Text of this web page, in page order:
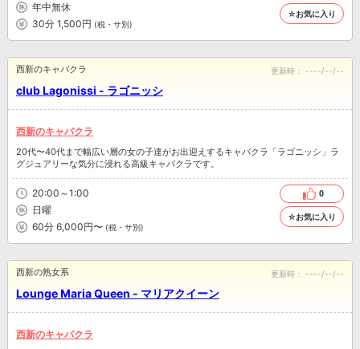
年中無休
30分 1,500円 (税・サ別)
☆お気に入り
club Lagonissi - ラゴニッシ
西新のキャバクラ 更新時： ----/--/--
西新のキャバクラ
20代〜40代まで幅広い層の女の子達がお出迎えするキャバクラ「ラゴニッシ」ラ
グジュアリーな気分に浸れる高級キャバクラです。
20:00～1:00
日曜
60分 6,000円〜 (税・サ別)
0
☆お気に入り
Lounge Maria Queen - マリアクイーン
西新の熟女系 更新時： ----/--/--
西新のキャバクラ